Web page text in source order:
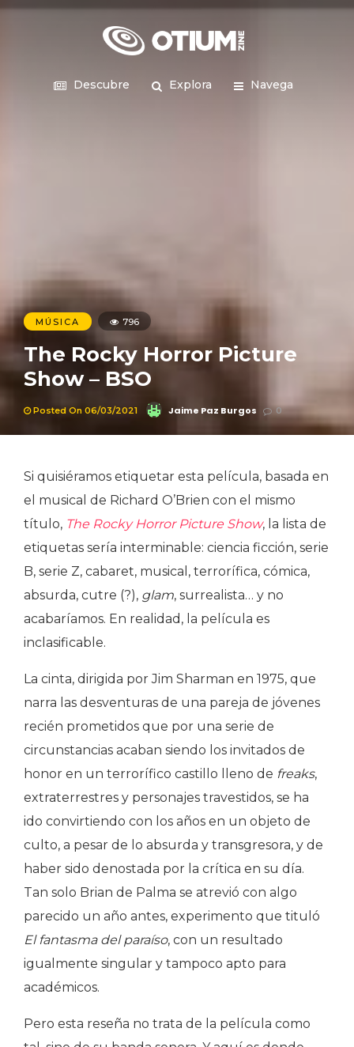
Descubre Explora Navega
MÚSICA 796
The Rocky Horror Picture
Show – BSO
Posted On 06/03/2021 Jaime Paz Burgos 0
Si quisiéramos etiquetar esta película, basada en
el musical de Richard O’Brien con el mismo
título, The Rocky Horror Picture Show, la lista de
etiquetas sería interminable: ciencia ficción, serie
B, serie Z, cabaret, musical, terrorífica, cómica,
absurda, cutre (?), glam, surrealista… y no
acabaríamos. En realidad, la película es
inclasificable.
La cinta, dirigida por Jim Sharman en 1975, que
narra las desventuras de una pareja de jóvenes
recién prometidos que por una serie de
circunstancias acaban siendo los invitados de
honor en un terrorífico castillo lleno de freaks,
extraterrestres y personajes travestidos, se ha
ido convirtiendo con los años en un objeto de
culto, a pesar de lo absurda y transgresora, y de
haber sido denostada por la crítica en su día.
Tan solo Brian de Palma se atrevió con algo
parecido un año antes, experimento que tituló
El fantasma del paraíso, con un resultado
igualmente singular y tampoco apto para
académicos.
Pero esta reseña no trata de la película como